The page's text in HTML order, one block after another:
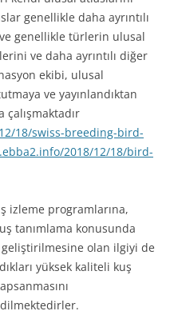
genellikle daha ayrıntılı
genellikle türlerin ulusal
ve daha ayrıntılı diğer
ekibi, ulusal
ve yayınlandıktan
çalışmaktadır
18/swiss-breeding-bird-
2018/12/18/bird-
izleme programlarına,
tanımlama konusunda
olan ilgiyi de
yüksek kaliteli kuş